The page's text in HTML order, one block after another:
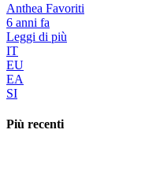
Anthea Favoriti
6 anni fa
Leggi di più
IT
EU
EA
SI
Più recenti